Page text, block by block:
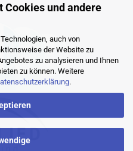
Cookies und andere
auch von
der Website zu
zu analysieren und Ihnen
zu können. Weitere
.